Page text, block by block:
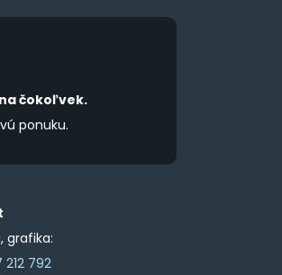
čokoľvek.
ponuku.
grafika:
212 792